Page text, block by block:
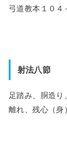
弓道教本１０４
射法八節
足踏み、胴造り
離れ、残心（身